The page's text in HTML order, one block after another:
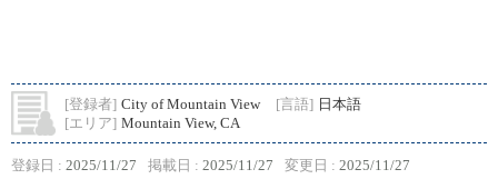
[登録者] City of Mountain View [言語] 日本語
[エリア] Mountain View, CA
登録日 : 2025/11/27 掲載日 : 2025/11/27 変更日 : 2025/11/27